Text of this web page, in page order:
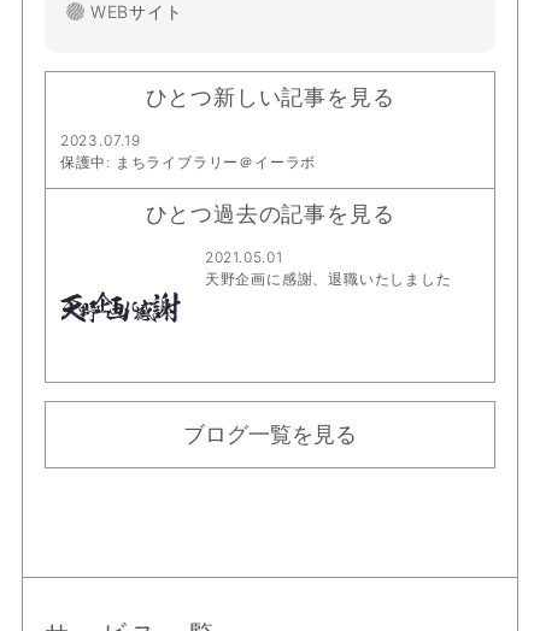
WEBサイト
ひとつ新しい記事を見る
2023.07.19
保護中: まちライブラリー＠イーラボ
ひとつ過去の記事を見る
2021.05.01
天野企画に感謝、退職いたしました
ブログ一覧を見る